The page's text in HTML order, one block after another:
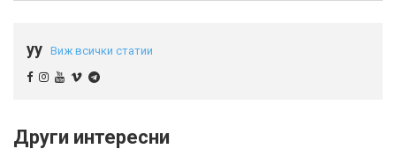
yy Виж всички статии
Други интересни